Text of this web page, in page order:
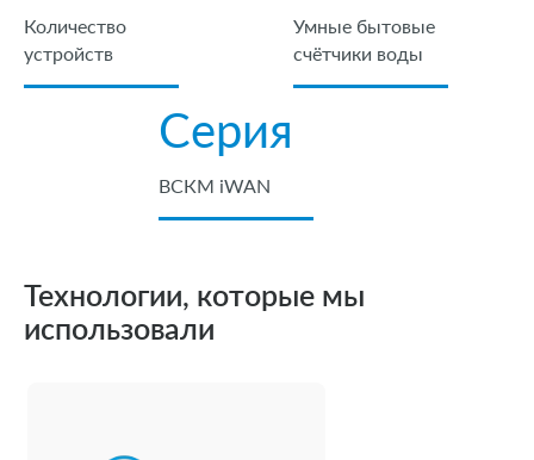
NB-IoT
Документация
Сервис и поддержка
Работа в компании
Документация
Сервис и поддержка
Работа в компании
Количество
устройств
Умные бытовые
счётчики воды
Серия
ВСКМ iWAN
Технологии, которые мы
использовали